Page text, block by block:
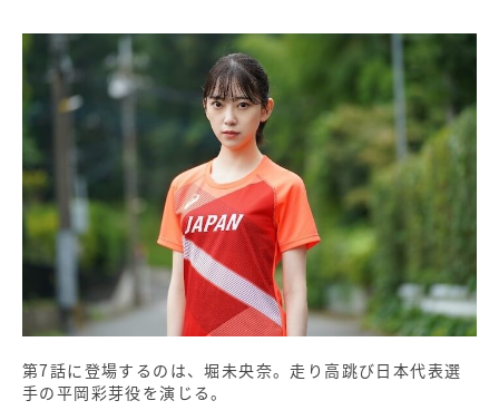
第7話に登場するのは、堀未央奈。走り高跳び日本代表選
手の平岡彩芽役を演じる。